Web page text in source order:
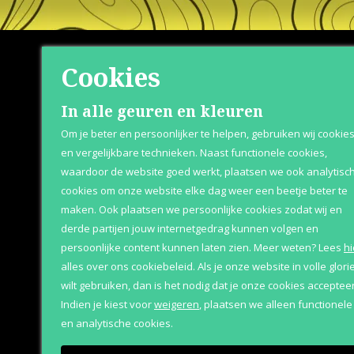
Shop
Herenparfum
Damesparfum
Merken
Geschenksets
Aanbiedingen
Betaalopties
Bezorging
Over
Cookies
In alle geuren en kleuren
Om je beter en persoonlijker te helpen, gebruiken wij cookies
en vergelijkbare technieken. Naast functionele cookies,
waardoor de website goed werkt, plaatsen we ook
cookies om onze website elke dag weer een beetje beter te
maken. Ook plaatsen we persoonlijke cookies zodat wij en
derde partijen jouw internetgedrag kunnen volgen en
persoonlijke content kunnen laten zien. Meer weten?Lees
alles over ons cookiebeleid. Als je onze website in volle glorie
wilt gebruiken, dan is het nodig dat je onze cookies
Indien je kiest voorweigeren,plaatsen we alleen functionele
en analytische cookies.